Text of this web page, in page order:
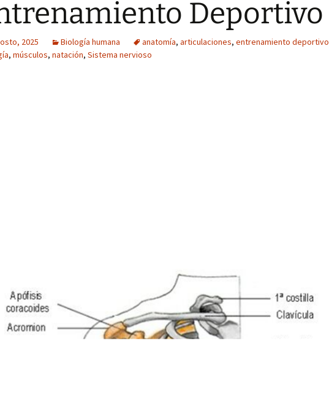
Deportivo
2025 Biología humana anatomía, articulaciones, entrenamiento deportivo
, músculos, natación, Sistema nervioso